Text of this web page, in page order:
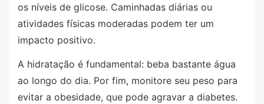
os níveis de glicose. Caminhadas diárias ou
atividades físicas moderadas podem ter um
impacto positivo.
A hidratação é fundamental: beba bastante água
ao longo do dia. Por fim, monitore seu peso para
evitar a obesidade, que pode agravar a diabetes.